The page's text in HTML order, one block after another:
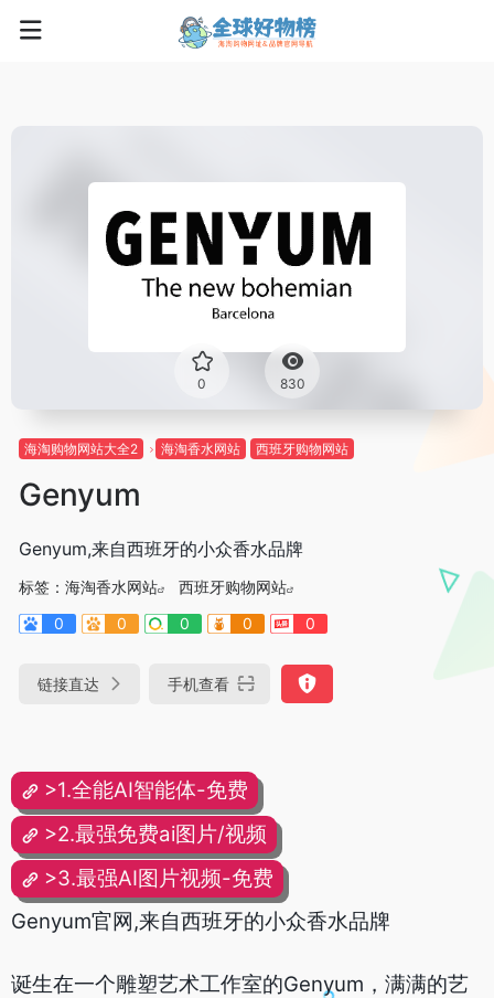
0 830
海淘购物网站大全2 海淘香水网站 西班牙购物网站
Genyum
Genyum,来自西班牙的小众香水品牌
标签： 海淘香水网站
西班牙购物网站
0
0 0 0 0
链接直达 手机查看
>1.全能AI智能体-免费
>2.最强免费ai图片/视频
>3.最强AI图片视频-免费
Genyum官网,来自西班牙的小众香水品牌
诞生在一个雕塑艺术工作室的Genyum，满满的艺